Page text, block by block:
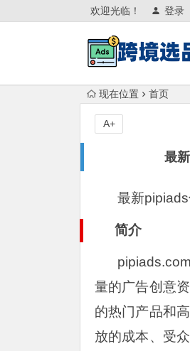
欢迎光临！ 登录
现在位置 首页
最
最新
简介
量的广告创意
的热门产品和
放的成本、受
A+